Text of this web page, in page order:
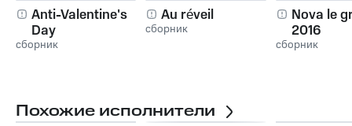
Anti-Valentine's
Day
сборник
Au réveil
сборник
Nova le
2016
сборник
Похожие исполнители